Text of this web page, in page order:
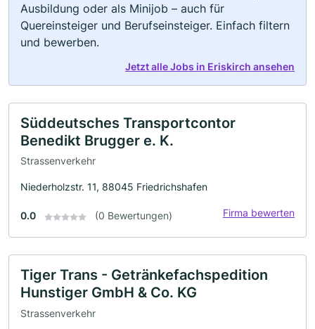
Ausbildung oder als Minijob – auch für
Quereinsteiger und Berufseinsteiger. Einfach filtern
und bewerben.
Jetzt alle Jobs in Eriskirch ansehen
Süddeutsches Transportcontor
Benedikt Brugger e. K.
Strassenverkehr
Niederholzstr. 11, 88045 Friedrichshafen
0.0 (0 Bewertungen) Firma bewerten
Tiger Trans - Getränkefachspedition
Hunstiger GmbH & Co. KG
Strassenverkehr